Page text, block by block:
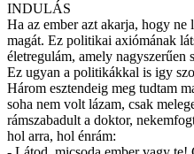
INDULÁS
Ha az ember azt akarja, hogy ne
magát. Ez politikai axiómának
életregulám, amely nagyszerűen
Ez ugyan a politikákkal is igy
Három esztendeig meg tudtam
soha nem volt lázam, csak
rámszabadult a doktor,
hol arra, hol énrám: